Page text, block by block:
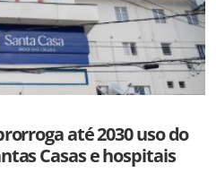
até 2030 uso do
Casas e hospitais